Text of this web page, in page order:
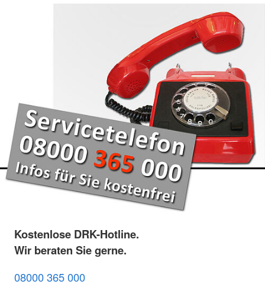
Kostenlose DRK-Hotline.
Wir beraten Sie gerne.
08000 365 000